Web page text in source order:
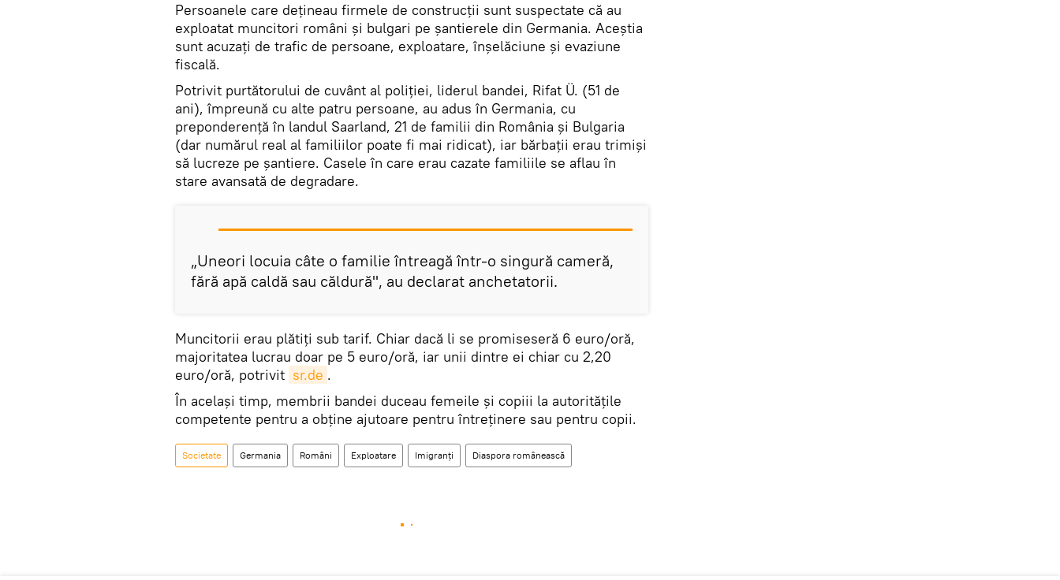
Persoanele care dețineau firmele de construcții sunt suspectate că au
exploatat muncitori români și bulgari pe șantierele din Germania. Aceștia
sunt acuzați de trafic de persoane, exploatare, înșelăciune și evaziune
fiscală.
Potrivit purtătorului de cuvânt al poliției, liderul bandei, Rifat Ü. (51 de
ani), împreună cu alte patru persoane, au adus în Germania, cu
preponderență în landul Saarland, 21 de familii din România și Bulgaria
(dar numărul real al familiilor poate fi mai ridicat), iar bărbații erau trimiși
să lucreze pe șantiere. Casele în care erau cazate familiile se aflau în
stare avansată de degradare.
„Uneori locuia câte o familie întreagă într-o singură cameră,
fără apă caldă sau căldură", au declarat anchetatorii.
Muncitorii erau plătiți sub tarif. Chiar dacă li se promiseseră 6 euro/oră,
majoritatea lucrau doar pe 5 euro/oră, iar unii dintre ei chiar cu 2,20
euro/oră, potrivit sr.de .
În același timp, membrii bandei duceau femeile și copiii la autoritățile
competente pentru a obține ajutoare pentru întreținere sau pentru copii.
Societate Germania Români Exploatare Imigranți Diaspora românească